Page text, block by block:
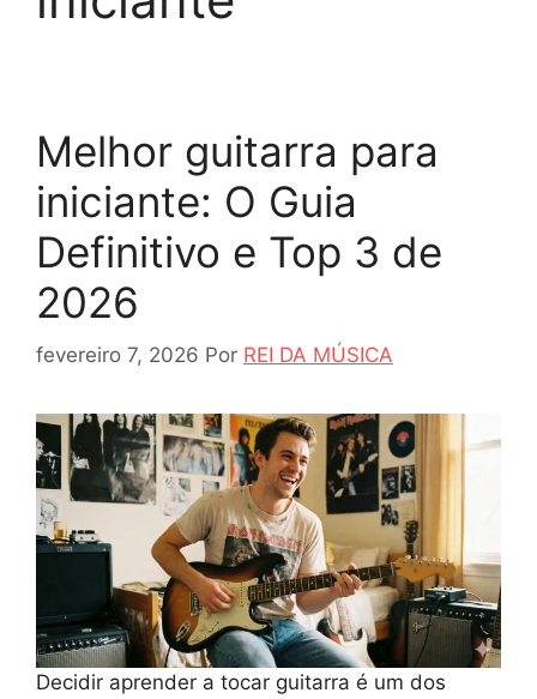
Melhor guitarra para
iniciante: O Guia
Definitivo e Top 3 de
2026
fevereiro 7, 2026 Por REI DA MÚSICA
Decidir aprender a tocar guitarra é um dos